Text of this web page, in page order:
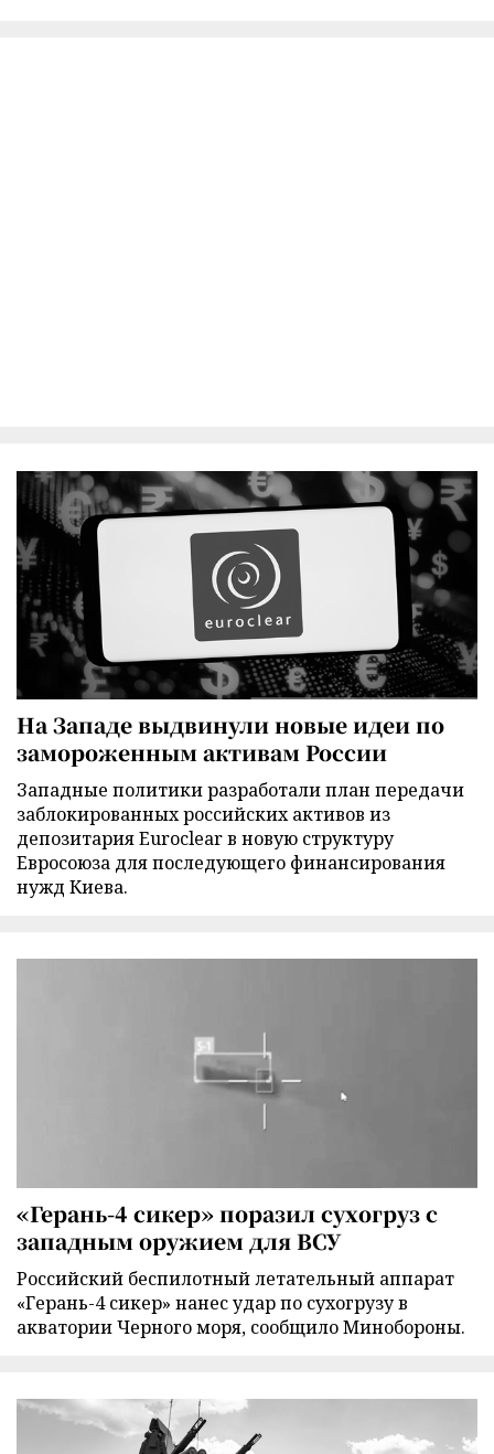
На Западе выдвинули новые идеи по
замороженным активам России
Западные политики разработали план передачи
заблокированных российских активов из
депозитария Euroclear в новую структуру
Евросоюза для последующего финансирования
нужд Киева.
«Герань-4 сикер» поразил сухогруз с
западным оружием для ВСУ
Российский беспилотный летательный аппарат
«Герань-4 сикер» нанес удар по сухогрузу в
акватории Черного моря, сообщило Минобороны.